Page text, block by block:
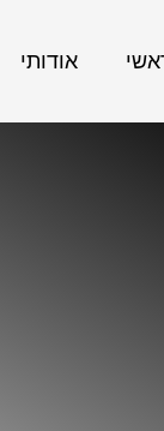
אודותי